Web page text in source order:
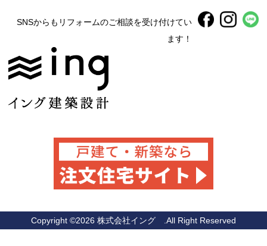
SNSからもリフォームのご相談を受け付けてい
ます！
Copyright ©2026 株式会社イング .All Right Reserved